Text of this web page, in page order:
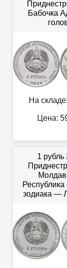
Бабочка
На
Цена:
1 рубль
зодиака —